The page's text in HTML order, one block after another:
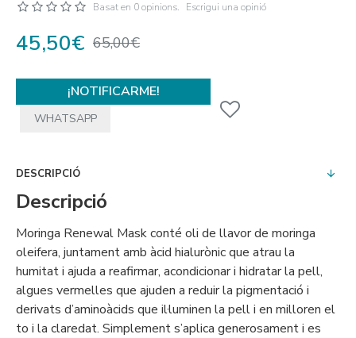
Basat en 0 opinions. Escrigui una opinió
45,50€ 65,00€
¡NOTIFICARME!
WHATSAPP
DESCRIPCIÓ
Descripció
Moringa Renewal Mask conté oli de llavor de moringa
oleifera, juntament amb àcid hialurònic que atrau la
humitat i ajuda a reafirmar, acondicionar i hidratar la pell,
algues vermelles que ajuden a reduir la pigmentació i
derivats d’aminoàcids que il·luminen la pell i en milloren el
to i la claredat. Simplement s’aplica generosament i es